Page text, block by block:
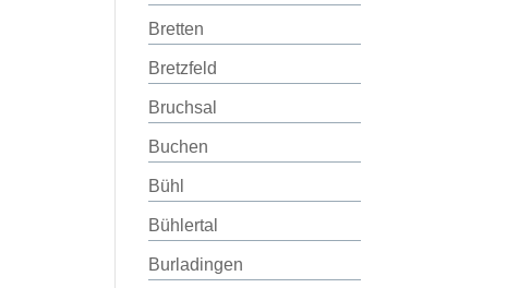
Bretten
Bretzfeld
Bruchsal
Buchen
Bühl
Bühlertal
Burladingen